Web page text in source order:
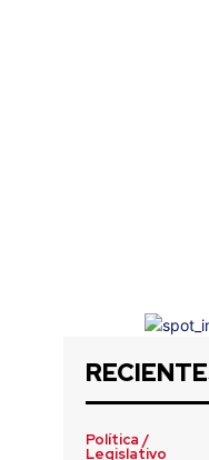
Política /
Legislativo